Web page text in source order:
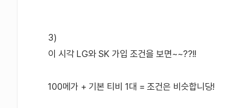
3)
이 시각 LG와 SK 가입 조건을 보면~~??!!
100메가 + 기본 티비 1대 = 조건은 비슷합니당!